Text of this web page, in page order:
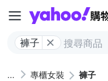
褲子
專櫃女裝 褲子